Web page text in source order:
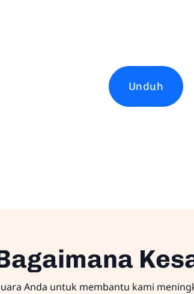
Unduh
Anda untuk membantu kami